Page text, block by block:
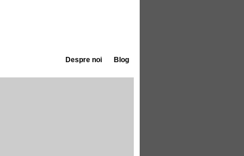
Blog
Despre noi